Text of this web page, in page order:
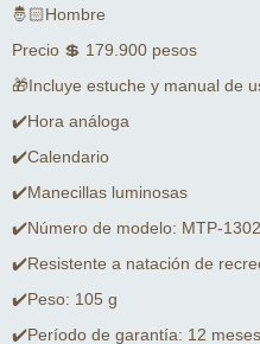
🤴🏻Hombre
Precio 💲 179.900 pesos
🎁Incluye estuche y manual de
✔️Hora análoga
✔️Calendario
✔️Manecillas luminosas
✔️Número de modelo: MTP-
✔️Resistente a natación de
✔️Peso: 105 g
✔️Período de garantía: 12